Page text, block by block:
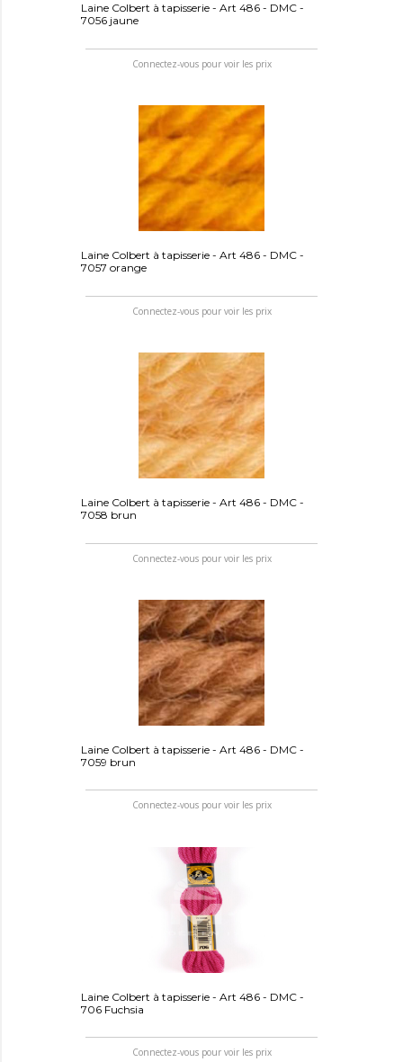
Laine Colbert à tapisserie - Art 486 - DMC -
7056 jaune
Connectez-vous pour voir les prix
Laine Colbert à tapisserie - Art 486 - DMC -
7057 orange
Connectez-vous pour voir les prix
Laine Colbert à tapisserie - Art 486 - DMC -
7058 brun
Connectez-vous pour voir les prix
Laine Colbert à tapisserie - Art 486 - DMC -
7059 brun
Connectez-vous pour voir les prix
Laine Colbert à tapisserie - Art 486 - DMC -
706 Fuchsia
Connectez-vous pour voir les prix